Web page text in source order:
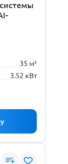
35 м²
3.52 кВт